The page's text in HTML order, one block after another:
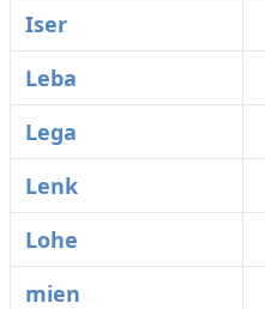
Iser
Leba
Lega
Lenk
Lohe
mien